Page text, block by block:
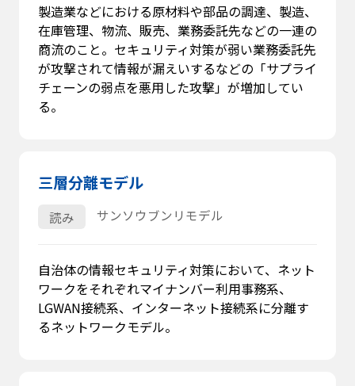
製造業などにおける原材料や部品の調達、製造、
在庫管理、物流、販売、業務委託先などの一連の
商流のこと。セキュリティ対策が弱い業務委託先
が攻撃されて情報が漏えいするなどの「サプライ
チェーンの弱点を悪用した攻撃」が増加してい
る。
三層分離モデル
読み サンソウブンリモデル
自治体の情報セキュリティ対策において、ネット
ワークをそれぞれマイナンバー利用事務系、
LGWAN接続系、インターネット接続系に分離す
るネットワークモデル。